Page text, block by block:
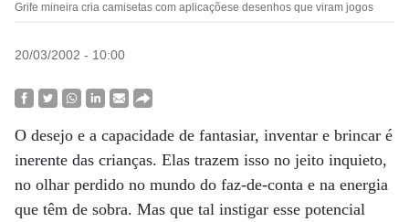
Grife mineira cria camisetas com aplicaçõese desenhos que viram jogos
20/03/2002 - 10:00
O desejo e a capacidade de fantasiar, inventar e brincar é
inerente das crianças. Elas trazem isso no jeito inquieto,
no olhar perdido no mundo do faz-de-conta e na energia
que têm de sobra. Mas que tal instigar esse potencial